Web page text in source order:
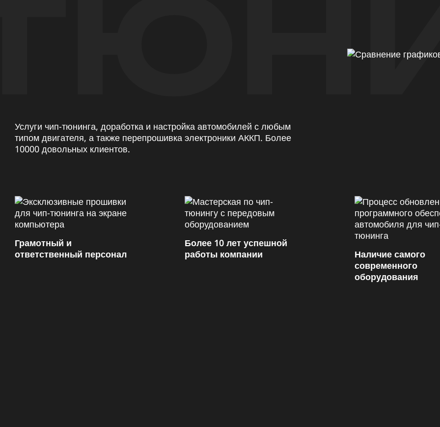
Услуги чип-тюнинга, доработка и настройка автомобилей с любым
типом двигателя, а также перепрошивка электроники АККП. Более
10000 довольных клиентов.
Грамотный и
ответственный персонал
Более 10 лет успешной
работы компании
Наличие самого
современного
оборудования